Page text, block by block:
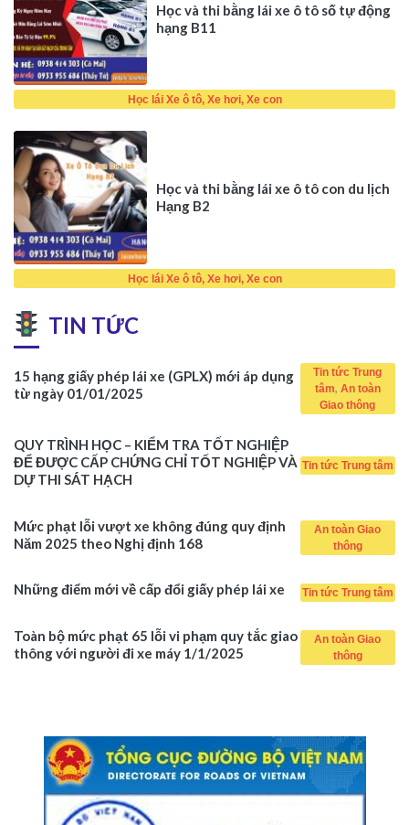
Học và thi bằng lái xe ô tô số tự động
hạng B11
Học lái Xe ô tô, Xe hơi, Xe con
Học và thi bằng lái xe ô tô con du lịch
Hạng B2
Học lái Xe ô tô, Xe hơi, Xe con
TIN TỨC
15 hạng giấy phép lái xe (GPLX) mới áp dụng
từ ngày 01/01/2025
Tin tức Trung
tâm, An toàn
Giao thông
QUY TRÌNH HỌC – KIỂM TRA TỐT NGHIỆP
ĐỂ ĐƯỢC CẤP CHỨNG CHỈ TỐT NGHIỆP VÀ
DỰ THI SÁT HẠCH
Tin tức Trung tâm
Mức phạt lỗi vượt xe không đúng quy định
Năm 2025 theo Nghị định 168
An toàn Giao
thông
Những điểm mới về cấp đổi giấy phép lái xe Tin tức Trung tâm
Toàn bộ mức phạt 65 lỗi vi phạm quy tắc giao
thông với người đi xe máy 1/1/2025
An toàn Giao
thông